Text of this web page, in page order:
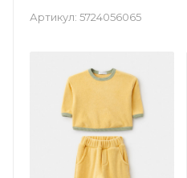
Артикул: 5724056065